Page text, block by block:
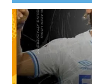
ahora la localidad para
del estadio queda
se implementará un
quetzales pero tiene
servicio anterior en
estacionar en el